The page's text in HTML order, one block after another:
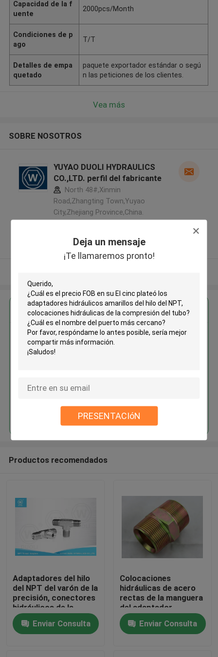
Deja un mensaje
¡Te llamaremos pronto!
PRESENTACIóN
Hogar
Productos
Capacidad de la f
uente
2000pcs/Month
Condiciones de p
ago
T/T
Detalles de empa
quetado
paquete exportador estándar o segú
n las peticiones de los clientes.
Vea más
SOBRE NOSOTROS
YUYAO DUOLI HYDRAULICS
CO.,LTD. perfil del fabricante
North 48#,Xinmin
Road,Zhangting Town,Yuyao
City,Zhejiang Province,China.
Proveedor verificado
Obtenga el mejor precio por
El cinc plateó los adaptadores
Continuar
Productos recomendados
Adaptadores del hilo
del NPT del varón de la
precisión, conectores
hidráulicos de la
camiseta de la
manguera del metal
Enviar Consulta
Colocaciones
hidráulicas de acero
rectas de la manguera
del adaptador
hidráulico masculino
del NPT de carbono
Enviar Consulta